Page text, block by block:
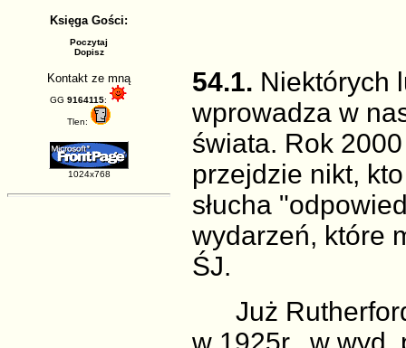
Księga Gości:
Poczytaj
Dopisz
Kontakt ze mną
GG 9164115:
Tlen:
1024x768
54.1. Niektórych
wprowadza w
świata. Rok
przejdzie nikt,
słucha
wydarzeń, które
ŚJ.
Już